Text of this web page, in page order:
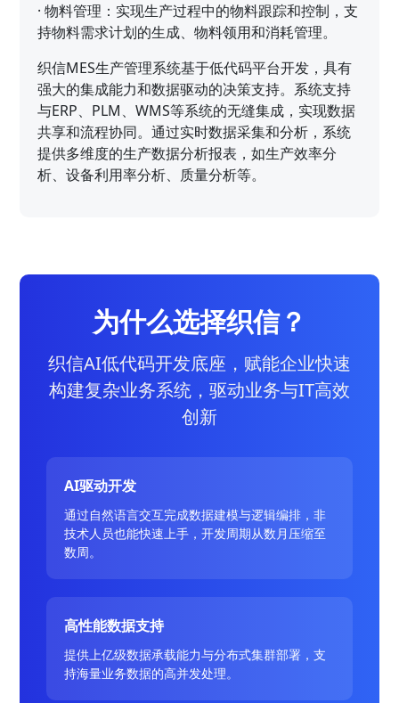
·物料管理：实现生产过程中的物料跟踪和控制，支
持物料需求计划的生成、物料领用和消耗管理。
织信MES生产管理系统基于低代码平台开发，具有
强大的集成能力和数据驱动的决策支持。系统支持
与ERP、PLM、WMS等系统的无缝集成，实现数据
共享和流程协同。通过实时数据采集和分析，系统
提供多维度的生产数据分析报表，如生产效率分
析、设备利用率分析、质量分析等。
为什么选择织信？
织信AI低代码开发底座，赋能企业快速
构建复杂业务系统，驱动业务与IT高效
创新
AI驱动开发
通过自然语言交互完成数据建模与逻辑编排，非
技术人员也能快速上手，开发周期从数月压缩至
数周。
高性能数据支持
提供上亿级数据承载能力与分布式集群部署，支
持海量业务数据的高并发处理。